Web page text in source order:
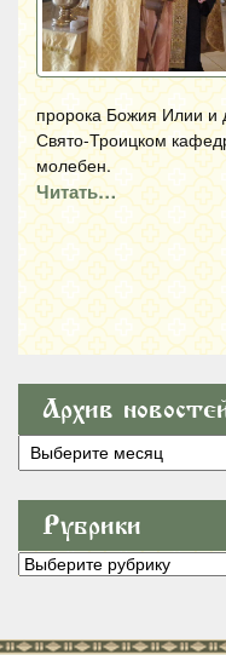
пророка Божия Илии и
Свято-Троицком
молебен.
Читать…
Архив
Архив
новостей
Рубрики
Рубрики